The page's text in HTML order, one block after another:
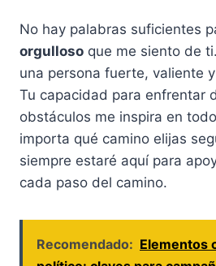
No hay palabras suficientes
orgulloso que me siento de
una persona fuerte, valiente
Tu capacidad para enfrentar
obstáculos me inspira en
importa qué camino elijas
siempre estaré aquí para
cada paso del camino.
Recomendado: Elementos